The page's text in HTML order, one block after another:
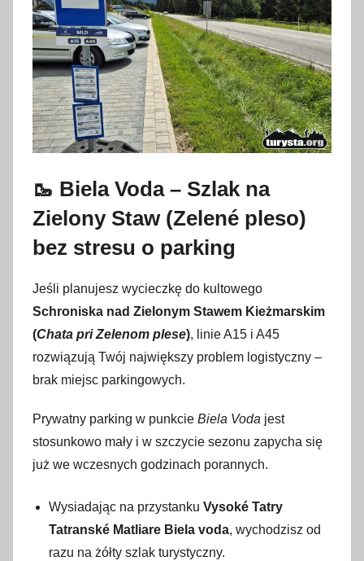
🥾 Biela Voda – Szlak na
Zielony Staw (Zelené pleso)
bez stresu o parking
Jeśli planujesz wycieczkę do kultowego
Schroniska nad Zielonym Stawem Kieżmarskim
(Chata pri Zelenom plese), linie A15 i A45
rozwiązują Twój największy problem logistyczny –
brak miejsc parkingowych.
Prywatny parking w punkcie Biela Voda jest
stosunkowo mały i w szczycie sezonu zapycha się
już we wczesnych godzinach porannych.
Wysiadając na przystanku Vysoké Tatry
Tatranské Matliare Biela voda, wychodzisz od
razu na żółty szlak turystyczny.